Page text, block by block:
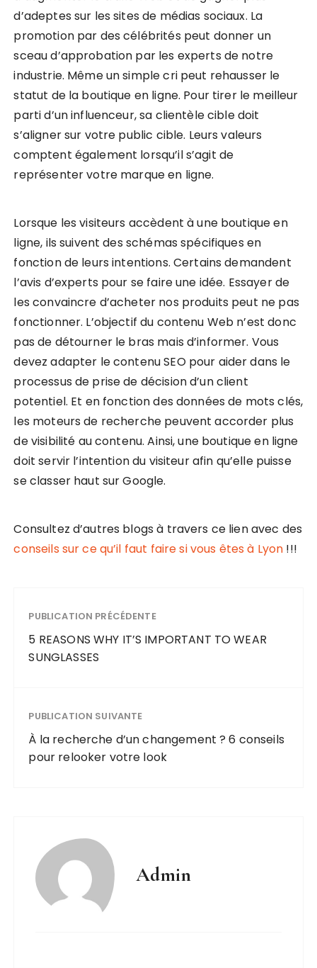
d’adeptes sur les sites de médias sociaux. La
promotion par des célébrités peut donner un
sceau d’approbation par les experts de notre
industrie. Même un simple cri peut rehausser le
statut de la boutique en ligne. Pour tirer le meilleur
parti d’un influenceur, sa clientèle cible doit
s’aligner sur votre public cible. Leurs valeurs
comptent également lorsqu’il s’agit de
représenter votre marque en ligne.
Lorsque les visiteurs accèdent à une boutique en
ligne, ils suivent des schémas spécifiques en
fonction de leurs intentions. Certains demandent
l’avis d’experts pour se faire une idée. Essayer de
les convaincre d’acheter nos produits peut ne pas
fonctionner. L’objectif du contenu Web n’est donc
pas de détourner le bras mais d’informer. Vous
devez adapter le contenu SEO pour aider dans le
processus de prise de décision d’un client
potentiel. Et en fonction des données de mots clés,
les moteurs de recherche peuvent accorder plus
de visibilité au contenu. Ainsi, une boutique en ligne
doit servir l’intention du visiteur afin qu’elle puisse
se classer haut sur Google.
Consultez d’autres blogs à travers ce lien avec des
conseils sur ce qu’il faut faire si vous êtes à Lyon !!!
PUBLICATION PRÉCÉDENTE
5 REASONS WHY IT’S IMPORTANT TO WEAR
SUNGLASSES
PUBLICATION SUIVANTE
À la recherche d’un changement ? 6 conseils
pour relooker votre look
Admin